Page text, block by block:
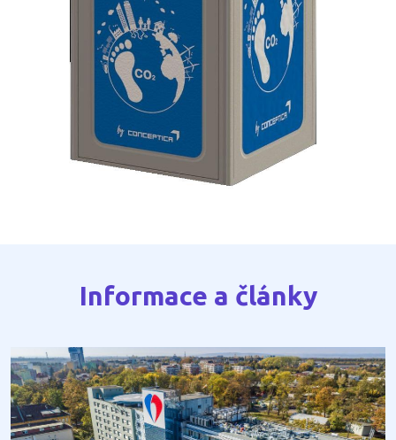
Informace a články